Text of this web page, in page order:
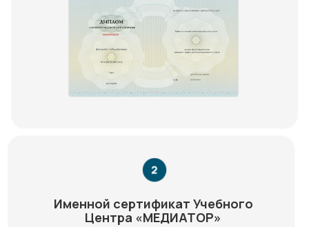
Именной сертификат Учебного
Центра «МЕДИАТОР»